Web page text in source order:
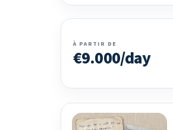
À PARTIR DE
€9.000/day